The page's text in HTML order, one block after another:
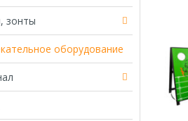
зонты
оборудование